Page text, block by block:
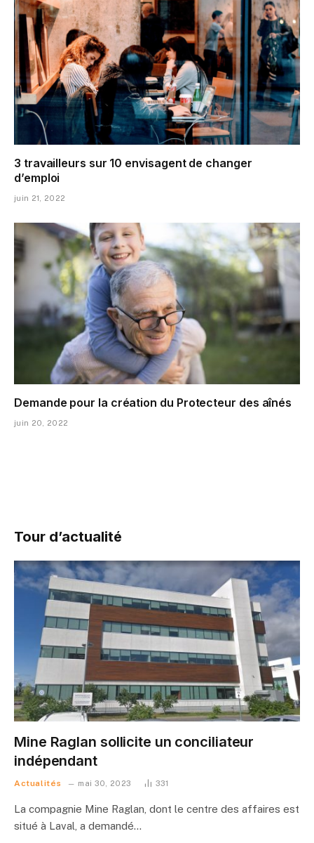
3 travailleurs sur 10 envisagent de changer
d’emploi
juin 21, 2022
Demande pour la création du Protecteur des aînés
juin 20, 2022
Tour d’actualité
Mine Raglan sollicite un conciliateur
indépendant
Actualités mai 30, 2023 331
La compagnie Mine Raglan, dont le centre des affaires est
situé à Laval, a demandé…